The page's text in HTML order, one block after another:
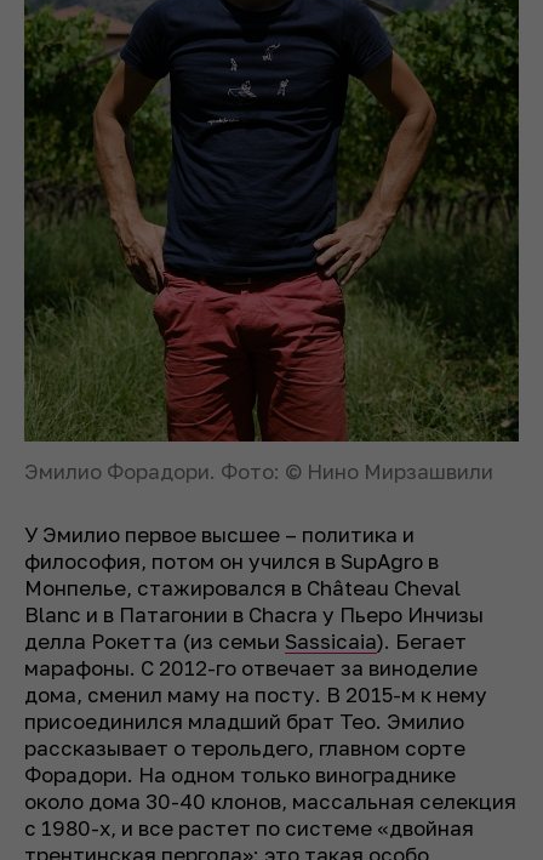
Эмилио Форадори. Фото: © Нино Мирзашвили
У Эмилио первое высшее – политика и
философия, потом он учился в SupAgro в
Монпелье, стажировался в Château Cheval
Blanc и в Патагонии в Chacra у Пьеро Инчизы
делла Рокетта (из семьи Sassicaia). Бегает
марафоны. С 2012-го отвечает за виноделие
дома, сменил маму на посту. В 2015-м к нему
присоединился младший брат Тео. Эмилио
рассказывает о терольдего, главном сорте
Форадори. На одном только винограднике
около дома 30-40 клонов, массальная селекция
с 1980-х, и все растет по системе «двойная
трентинская пергола»: это такая особо